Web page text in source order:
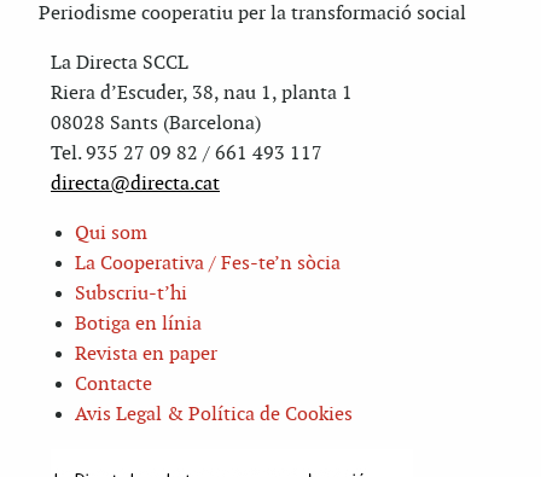
Periodisme cooperatiu per la transformació social
La Directa SCCL
Riera d’Escuder, 38, nau 1, planta 1
08028 Sants (Barcelona)
Tel. 935 27 09 82 / 661 493 117
directa@directa.cat
Qui som
La Cooperativa / Fes-te’n sòcia
Subscriu-t’hi
Botiga en línia
Revista en paper
Contacte
Avis Legal & Política de Cookies